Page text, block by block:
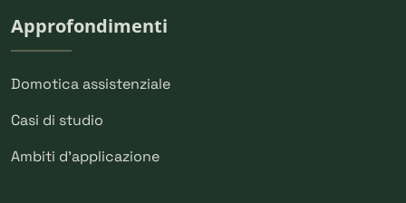
Approfondimenti
Domotica assistenziale
Casi di studio
Ambiti d'applicazione